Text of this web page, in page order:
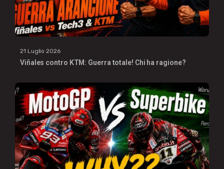
21 Luglio 2026
Viñales contro KTM: Guerra totale! Chi ha ragione?